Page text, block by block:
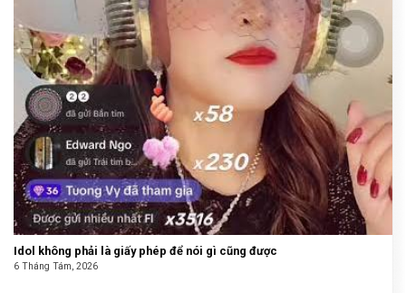
Idol không phải là giấy phép để nói gì cũng được
6 Tháng Tám, 2026